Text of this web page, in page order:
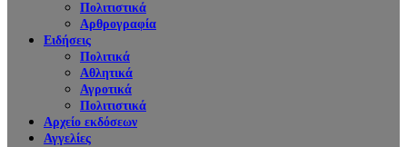
Πολιτιστικά
Αρθρογραφία
Ειδήσεις
Πολιτικά
Αθλητικά
Αγροτικά
Πολιτιστικά
Αρχείο εκδόσεων
Αγγελίες